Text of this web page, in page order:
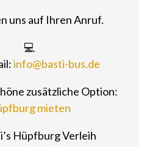
uns auf Ihren Anruf.
💻
info@basti-bus.de
zusätzliche Option:
mieten
Hüpfburg Verleih